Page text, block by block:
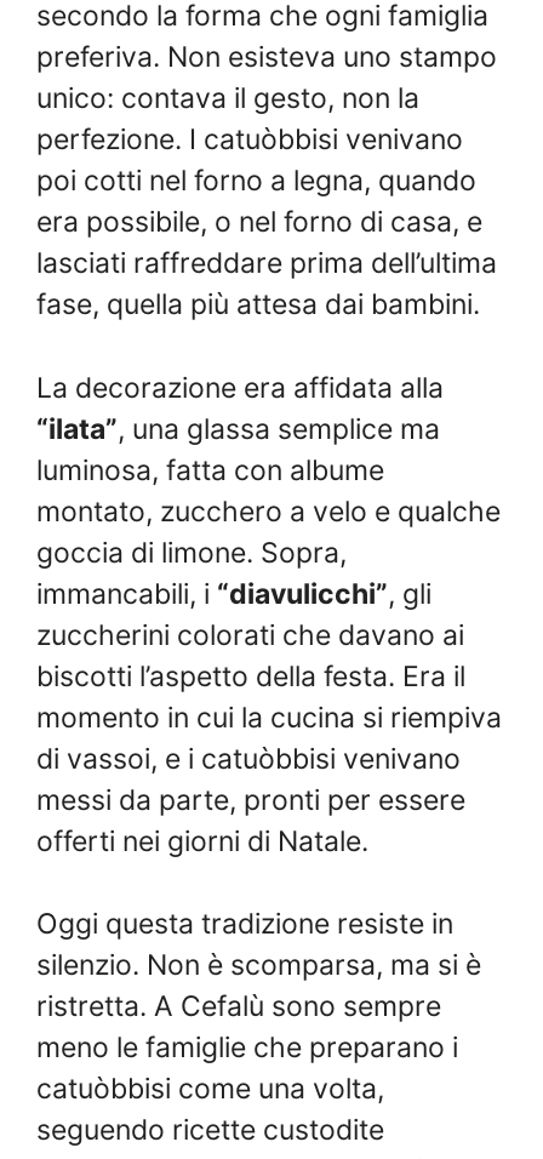
secondo la forma che ogni famiglia
preferiva. Non esisteva uno stampo
unico: contava il gesto, non la
perfezione. I catuòbbisi venivano
poi cotti nel forno a legna, quando
era possibile, o nel forno di casa, e
lasciati raffreddare prima dell’ultima
fase, quella più attesa dai bambini.
La decorazione era affidata alla
“ilata”, una glassa semplice ma
luminosa, fatta con albume
montato, zucchero a velo e qualche
goccia di limone. Sopra,
immancabili, i “diavulicchi”, gli
zuccherini colorati che davano ai
biscotti l’aspetto della festa. Era il
momento in cui la cucina si riempiva
di vassoi, e i catuòbbisi venivano
messi da parte, pronti per essere
offerti nei giorni di Natale.
Oggi questa tradizione resiste in
silenzio. Non è scomparsa, ma si è
ristretta. A Cefalù sono sempre
meno le famiglie che preparano i
catuòbbisi come una volta,
seguendo ricette custodite